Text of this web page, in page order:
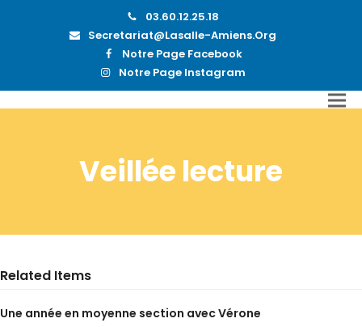
03.60.12.25.18
Secretariat@lasalle-Amiens.org
Notre Page Facebook
Notre Page Instagram
Veillée lecture
Related Items
Une année en moyenne section avec Vérone